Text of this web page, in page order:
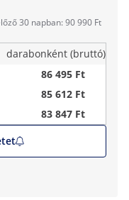
30 napban: 90 990 Ft
darabonként (bruttó)
86 495 Ft
85 612 Ft
83 847 Ft